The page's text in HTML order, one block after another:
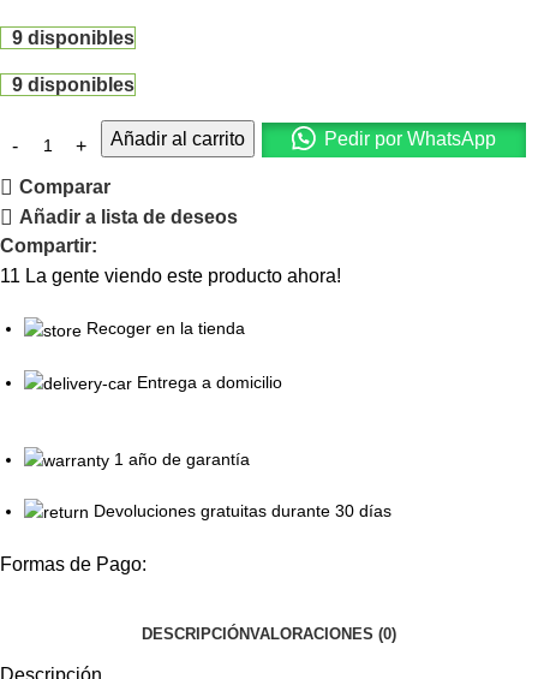
9 disponibles
9 disponibles
Añadir al carrito Pedir por WhatsApp
Comparar
Añadir a lista de deseos
Compartir:
11 La gente viendo este producto ahora!
Recoger en la tienda
Entrega a domicilio
1 año de garantía
Devoluciones gratuitas durante 30 días
Formas de Pago:
DESCRIPCIÓNVALORACIONES (0)